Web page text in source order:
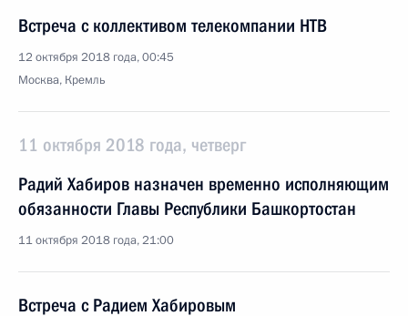
Встреча с коллективом телекомпании НТВ
12 октября 2018 года, 00:45
Москва, Кремль
11 октября 2018 года, четверг
Радий Хабиров назначен временно исполняющим
обязанности Главы Республики Башкортостан
11 октября 2018 года, 21:00
Встреча с Радием Хабировым